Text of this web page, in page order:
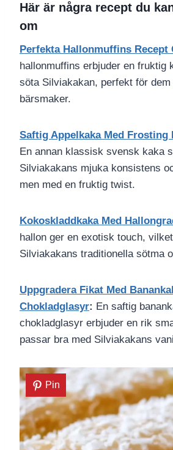
Här är några recept du
om
Perfekta Hallonmuffins Recept
hallonmuffins erbjuder en fruktig
söta Silviakakan, perfekt för
bärsmaker.
Saftig Appelkaka Med
En annan klassisk svensk kaka
Silviakakans mjuka konsistens
men med en fruktig twist.
Kokoskladdkaka Med
hallon ger en exotisk touch,
Silviakakans traditionella sötma
Uppgradera Fikat Med
Chokladglasyr: En saftig
chokladglasyr erbjuder en rik
passar bra med Silviakakans
Pin